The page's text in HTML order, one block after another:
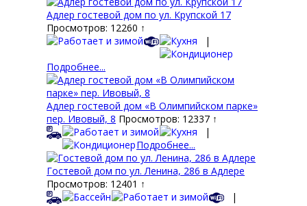
Адлер гостевой дом по ул. Крупской 17
Просмотров: 12260 ↑
|
Подробнее...
Адлер гостевой дом «В Олимпийском парке»
пер. Ивовый, 8 Просмотров: 12337 ↑
|
Подробнее...
Гостевой дом по ул. Ленина, 286 в Адлере
Просмотров: 12401 ↑
|